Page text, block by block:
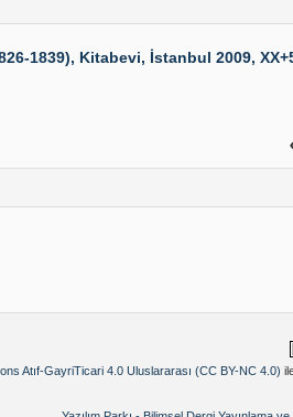
1839), Kitabevi, İstanbul 2009,
Atıf-GayriTicari 4.0 Uluslararası (CC BY-NC 4.0)